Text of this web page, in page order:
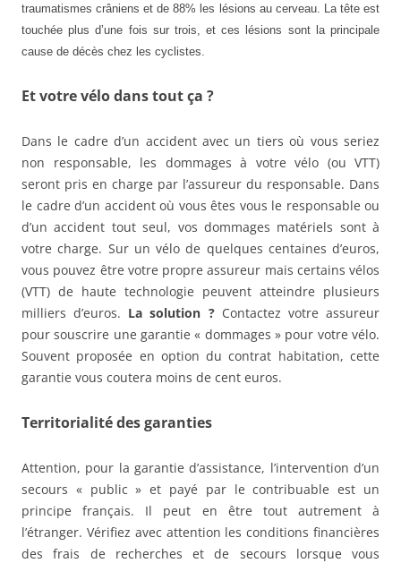
traumatismes crâniens et de 88% les lésions au cerveau. La tête est
touchée plus d’une fois sur trois, et ces lésions sont la principale
cause de décès chez les cyclistes.
Et votre vélo dans tout ça ?
Dans le cadre d’un accident avec un tiers où vous seriez
non responsable, les dommages à votre vélo (ou VTT)
seront pris en charge par l’assureur du responsable. Dans
le cadre d’un accident où vous êtes vous le responsable ou
d’un accident tout seul, vos dommages matériels sont à
votre charge. Sur un vélo de quelques centaines d’euros,
vous pouvez être votre propre assureur mais certains vélos
(VTT) de haute technologie peuvent atteindre plusieurs
milliers d’euros. La solution ?Contactez votre assureur
pour souscrire une garantie « dommages » pour votre vélo.
Souvent proposée en option du contrat habitation, cette
garantie vous coutera moins de cent euros.
Territorialité des garanties
Attention, pour la garantie d’assistance, l’intervention d’un
secours « public » et payé par le contribuable est un
principe français. Il peut en être tout autrement à
l’étranger. Vérifiez avec attention les conditions financières
des frais de recherches et de secours lorsque vous